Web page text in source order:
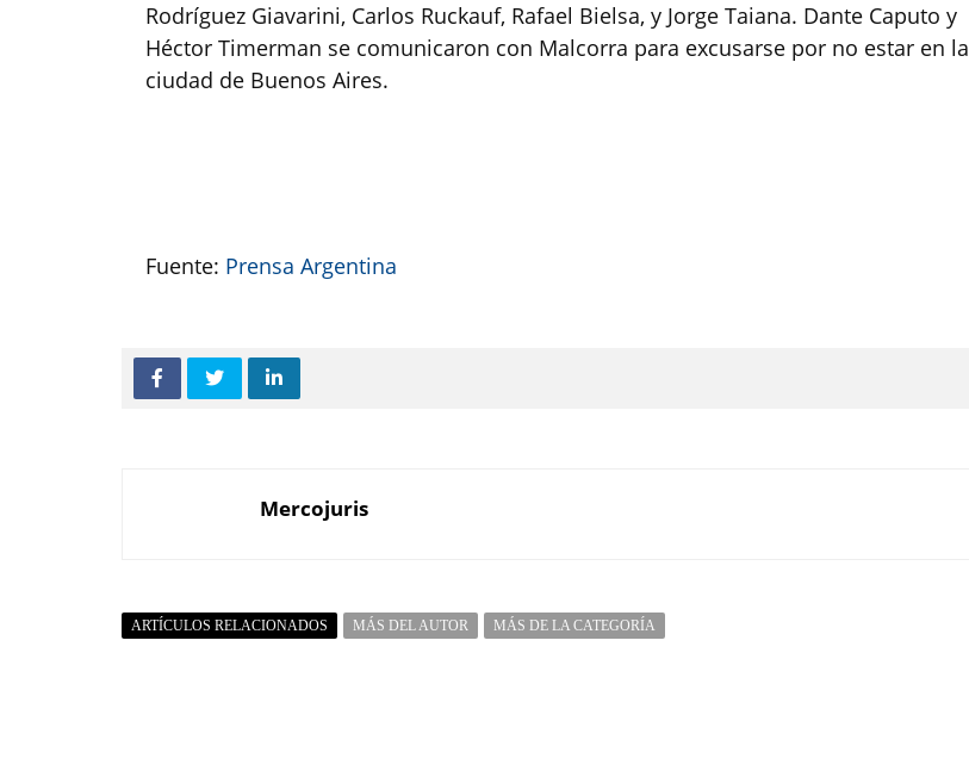
Rodríguez Giavarini, Carlos Ruckauf, Rafael Bielsa, y Jorge Taiana. Dante Caputo y
Héctor Timerman se comunicaron con Malcorra para excusarse por no estar en la
ciudad de Buenos Aires.
Fuente: Prensa Argentina
Mercojuris
ARTÍCULOS RELACIONADOS MÁS DEL AUTOR MÁS DE LA CATEGORÍA